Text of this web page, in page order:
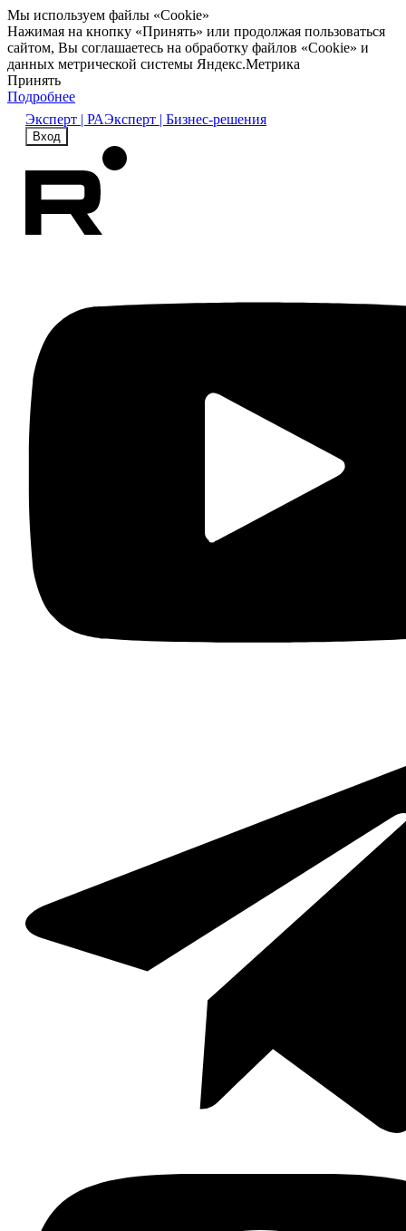
Мы используем файлы «Cookie»
Нажимая на кнопку «Принять» или продолжая пользоваться
сайтом, Вы соглашаетесь на обработку файлов «Cookie» и
данных метрической системы Яндекс.Метрика
Принять
Подробнее
Эксперт | РАЭксперт | Бизнес-решения
Вход